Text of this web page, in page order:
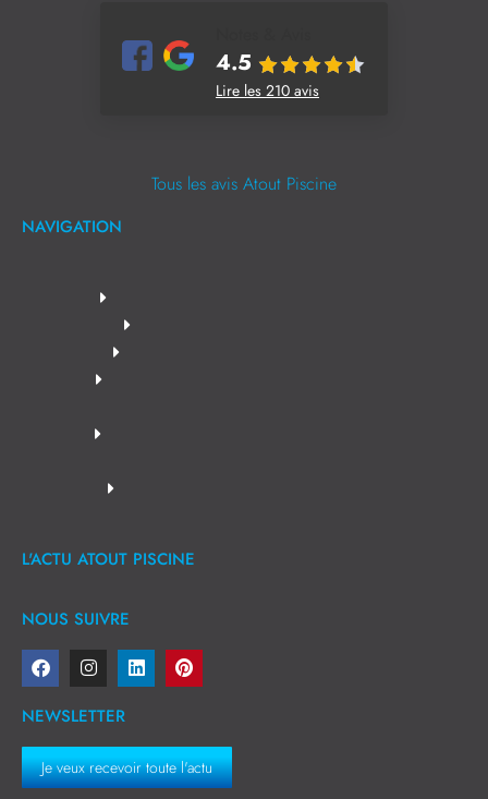
4.5
Lire les 210 avis
Tous les avis Atout Piscine
NAVIGATION
L'ACTU ATOUT PISCINE
NOUS SUIVRE
NEWSLETTER
Je veux recevoir toute l'actu